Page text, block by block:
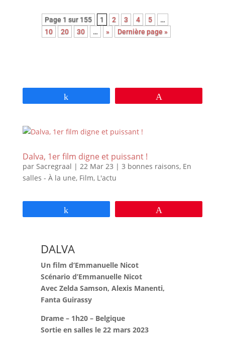
Page 1 sur 155 1 2 3 4 5
…
10
20 30 … » Dernière page »
Dalva, 1er film digne et puissant !
par Sacregraal | 22 Mar 23 | 3 bonnes raisons, En
salles - À la une, Film, L'actu
DALVA
Un film d’Emmanuelle Nicot
Scénario d’Emmanuelle Nicot
Avec Zelda Samson, Alexis Manenti,
Fanta Guirassy
Drame – 1h20 – Belgique
Sortie en salles le 22 mars 2023